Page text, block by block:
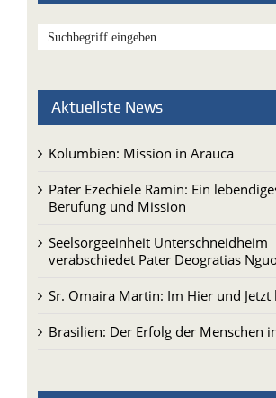
Aktuellste News
Kolumbien: Mission in Arauca
Pater Ezechiele Ramin: Ein
Berufung und Mission
Seelsorgeeinheit Unterschneidheim
verabschiedet Pater Deogratias
Sr. Omaira Martin: Im Hier und Jetzt
Brasilien: Der Erfolg der Menschen